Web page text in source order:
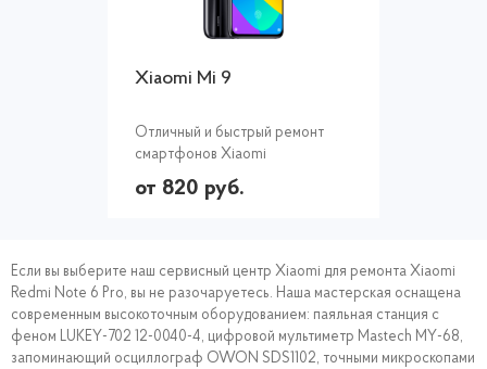
Xiaomi Mi 9
Отличный и быстрый ремонт
смартфонов Xiaomi
от 820 руб.
Если вы выберите наш сервисный центр Xiaomi для ремонта Xiaomi
Redmi Note 6 Pro, вы не разочаруетесь. Наша мастерская оснащена
современным высокоточным оборудованием: паяльная станция с
феном LUKEY-702 12-0040-4, цифровой мультиметр Mastech MY-68,
запоминающий осциллограф OWON SDS1102, точными микроскопами